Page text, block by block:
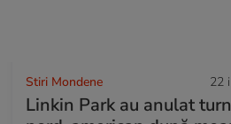
Stiri Mondene 22
Linkin Park au anulat